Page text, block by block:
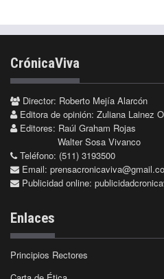
CrónicaViva
Director: Roberto Mejía Alarcón
Editora de opinión: Zuliana Lainez
Editores: Raúl Graham Rojas
Walter Sosa Vivanco
Teléfono: (511) 3193500
Email:
Publicidad online:
Enlaces
Principios Rectores